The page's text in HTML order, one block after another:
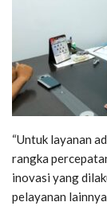
“Untuk layanan
rangka
inovasi yang
pelayanan